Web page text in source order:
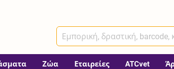
Ζώα Εταιρείες ATCvet